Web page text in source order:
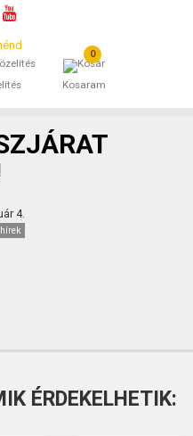
0
Kosaram
FELTÉTELEK
4.
ÉRDEKELHETIK: